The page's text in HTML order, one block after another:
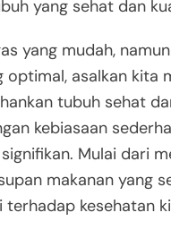
yang sehat dan
yang mudah,
optimal, asalkan kita
tubuh sehat
kebiasaan
Mulai dari
makanan yang
kesehatan